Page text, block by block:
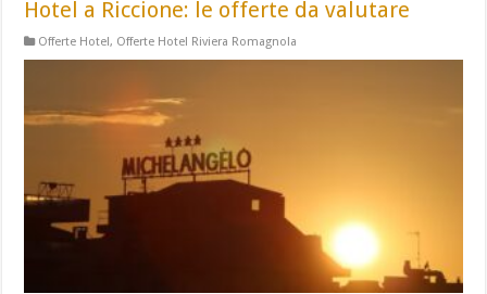
Hotel a Riccione: le offerte da valutare
Offerte Hotel, Offerte Hotel Riviera Romagnola